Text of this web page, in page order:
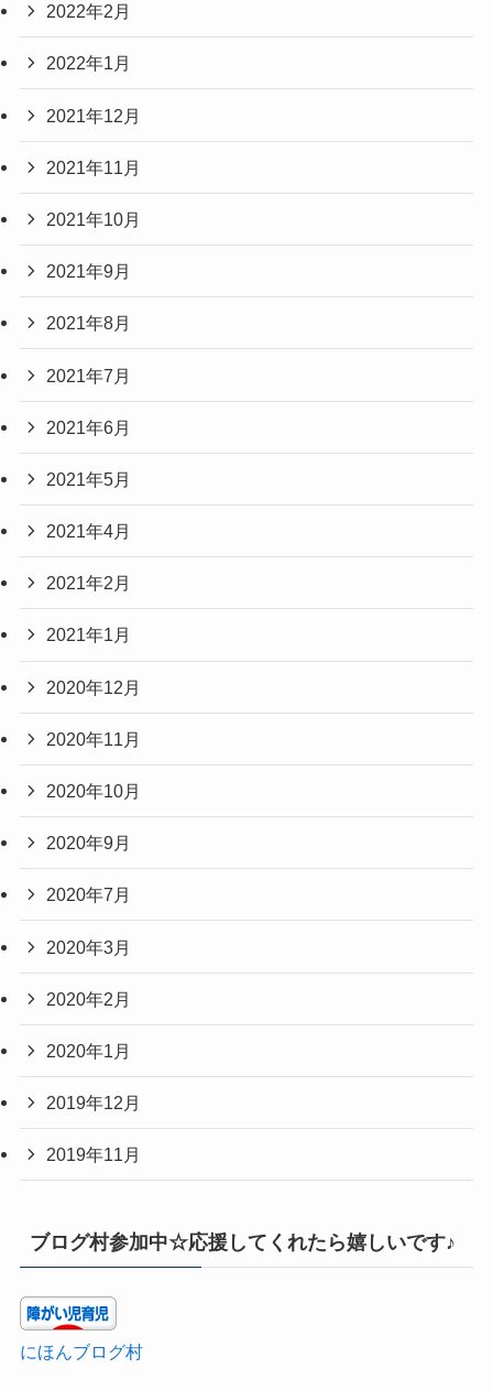
2022年2月
2022年1月
2021年12月
2021年11月
2021年10月
2021年9月
2021年8月
2021年7月
2021年6月
2021年5月
2021年4月
2021年2月
2021年1月
2020年12月
2020年11月
2020年10月
2020年9月
2020年7月
2020年3月
2020年2月
2020年1月
2019年12月
2019年11月
ブログ村参加中☆応援してくれたら嬉しいです♪
にほんブログ村